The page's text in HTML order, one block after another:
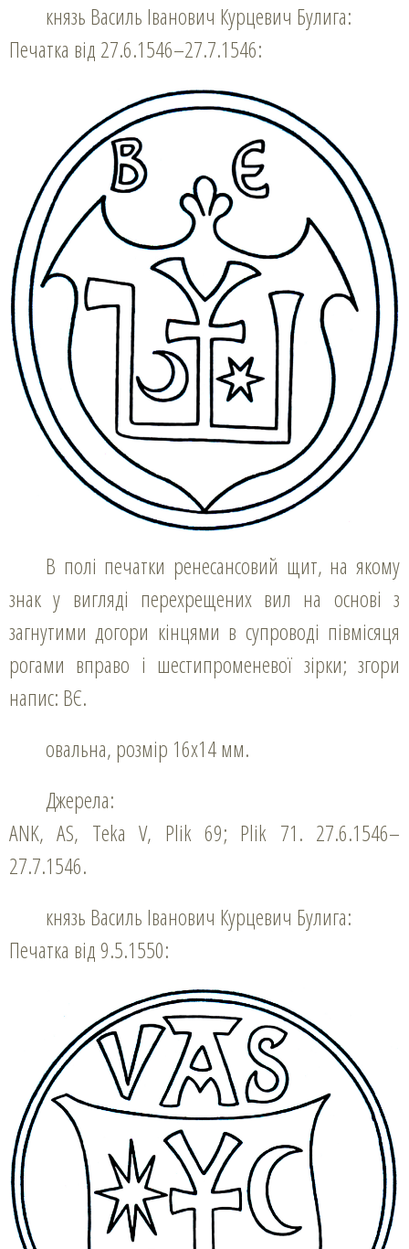
князь Василь Іванович Курцевич Булига:
Печатка від 27.6.1546–27.7.1546:
В полі печатки ренесансовий щит, на якому
знак у вигляді перехрещених вил на основі з
загнутими догори кінцями в супроводі півмісяця
рогами вправо і шестипроменевої зірки; згори
напис: ВЄ.
овальна, розмір 16х14 мм.
Джерела:
ANK, AS, Teka V, Plik 69; Plik 71. 27.6.1546–
27.7.1546.
князь Василь Іванович Курцевич Булига:
Печатка від 9.5.1550: